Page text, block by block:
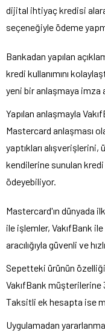
dijital ihtiyaç kredisi
seçeneğiyle ödeme
Bankadan yapılan
kredi kullanımını
yeni bir anlaşmaya imza
Yapılan anlaşmayla
Mastercard anlaşması
yaptıkları
kendilerine sunulan
ödeyebiliyor.
Mastercard'ın dünyada
ile işlemler, VakıfBank
aracılığıyla güvenli ve
Sepetteki ürünün
VakıfBank müşterilerine
Taksitli ek hesapta ise
Uygulamadan